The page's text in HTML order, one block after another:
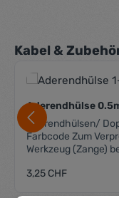
Produktgalerie
Kabel &
Aderendhülse
Aderendhülsen/
Farbcode Zum
Werkzeug (Zange)
Regulärer Preis:
3,25 CHF